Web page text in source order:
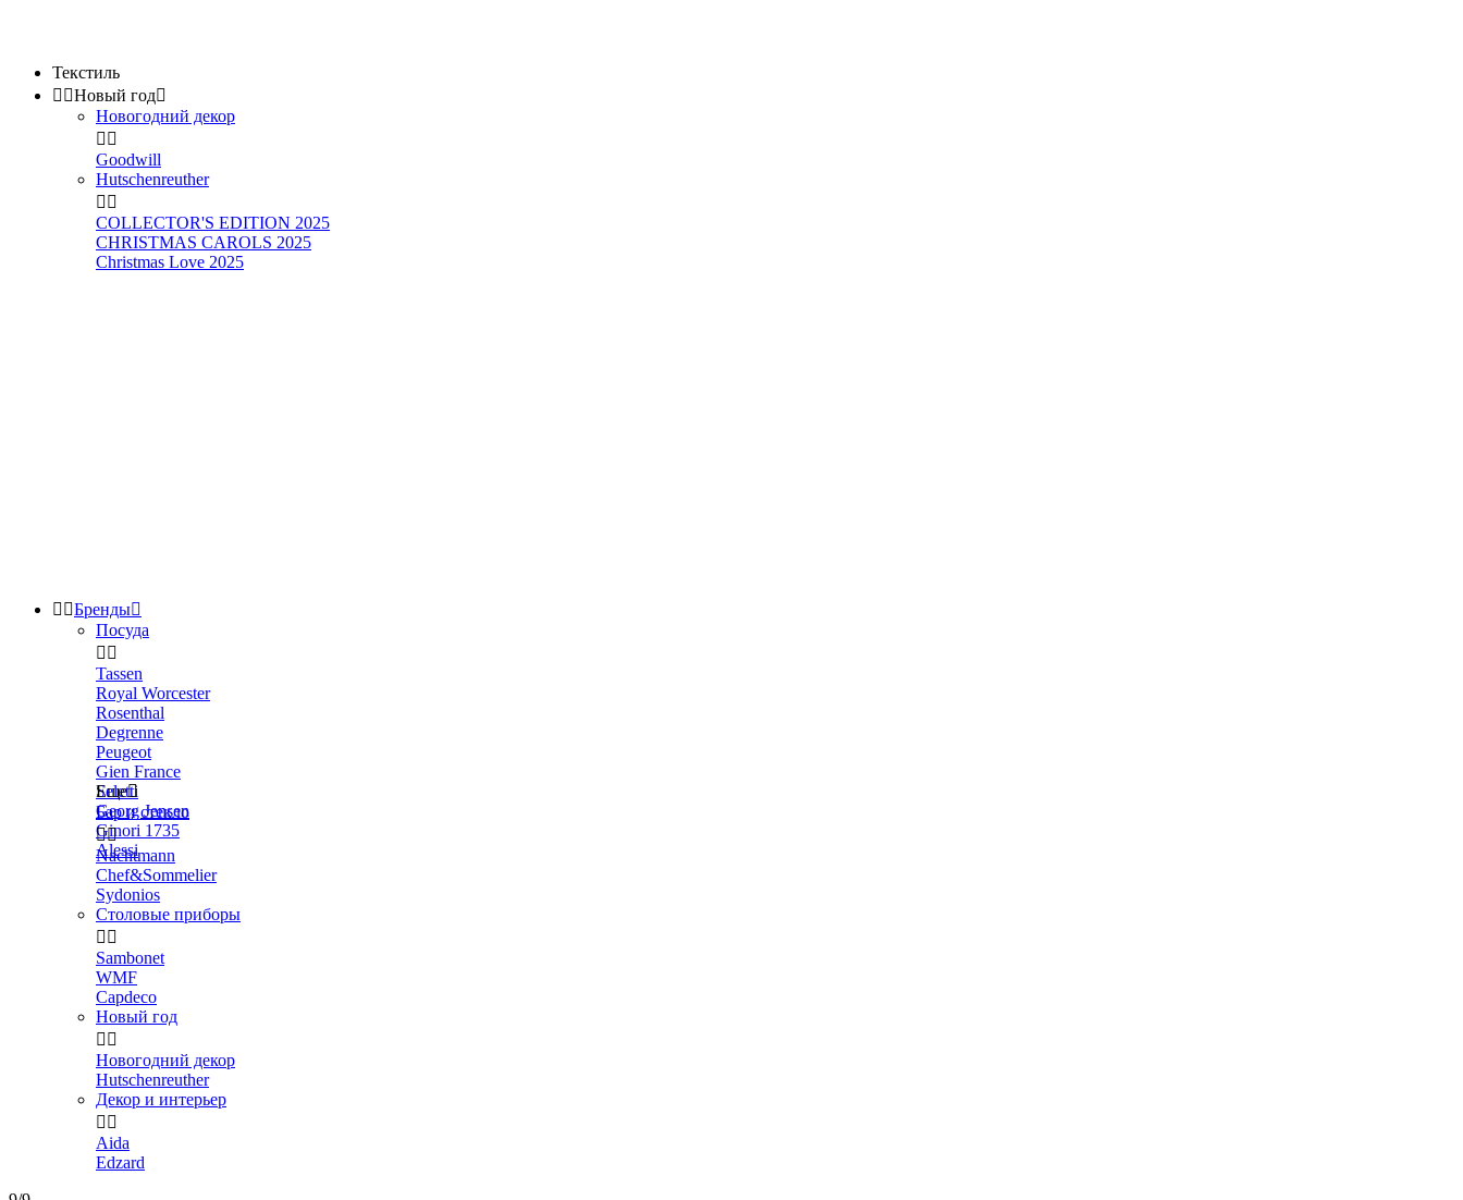
Текстиль
 Новый год
Новогодний декор
 
Goodwill
Hutschenreuther
 
COLLECTOR'S EDITION 2025
CHRISTMAS CAROLS 2025
Christmas Love 2025
 Бренды
Посуда
 
Tassen
Royal Worcester
Rosenthal
Degrenne
Peugeot
Gien France
Seletti
Georg Jensen
Ginori 1735
Alessi
Еще
Бар и стекло

Nachtmann
Chef&Sommelier
Sydonios
Столовые приборы
 
Sambonet
WMF
Capdeco
Новый год
 
Новогодний декор
Hutschenreuther
Декор и интерьер
 
Aida
Edzard